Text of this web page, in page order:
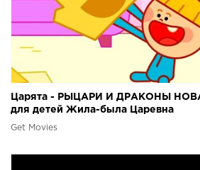
Царята - РЫЦАРИ И ДРАКОНЫ
для детей Жила-была Царевна
Get Movies